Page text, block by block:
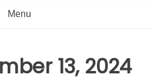
Menu
13, 2024